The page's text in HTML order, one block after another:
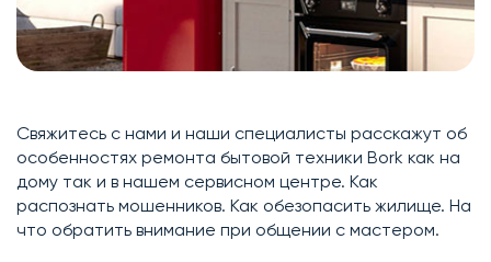
Свяжитесь с нами и наши специалисты расскажут об
особенностях ремонта бытовой техники Bork как на
дому так и в нашем сервисном центре. Как
распознать мошенников. Как обезопасить жилище. На
что обратить внимание при общении с мастером.